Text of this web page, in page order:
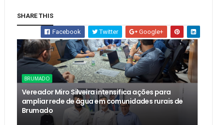
SHARE THIS
Facebook Twitter Google+
BRUMADO
Vereador Miro Silveira intensifica ações para
ampliar rede de água em comunidades rurais de
Brumado